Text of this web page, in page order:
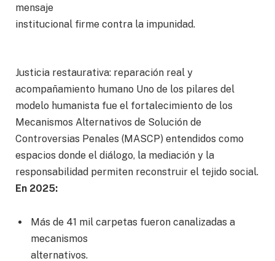
mensaje
institucional firme contra la impunidad.
Justicia restaurativa: reparación real y
acompañamiento humano Uno de los pilares del
modelo humanista fue el fortalecimiento de los
Mecanismos Alternativos de Solución de
Controversias Penales (MASCP) entendidos como
espacios donde el diálogo, la mediación y la
responsabilidad permiten reconstruir el tejido social.
En 2025:
Más de 41 mil carpetas fueron canalizadas a
mecanismos
alternativos.